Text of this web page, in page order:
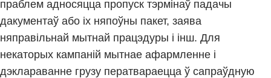
праблем адносяцца пропуск тэрмінаў падачы
дакументаў або іх няпоўны пакет, заява
няправільнай мытнай працэдуры і інш. Для
некаторых кампаній мытнае афармленне і
дэклараванне грузу ператвараецца ў сапраўдную